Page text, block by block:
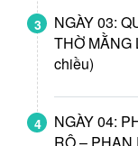
3
NGÀY 03:
THỜ MẰNG
chiều)
4
NGÀY 04:
RÔ – PHAN